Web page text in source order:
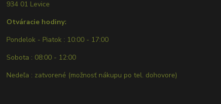
934 01 Levice
Otváracie hodiny:
Pondelok - Piatok : 10:00 - 17:00
Sobota : 08:00 - 12:00
Nedeľa : zatvorené (možnosť nákupu po tel. dohovore)